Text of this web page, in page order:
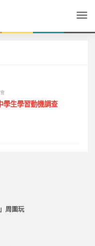
學生學習動機調查
周圍玩